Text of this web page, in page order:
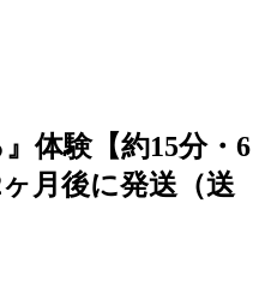
体験【約15分・6
月後に発送（送